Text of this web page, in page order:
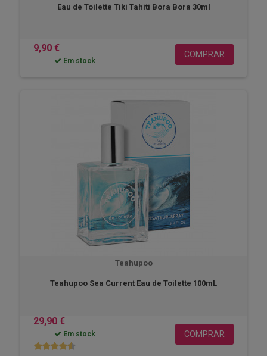
Eau de Toilette Tiki Tahiti Bora Bora 30ml
9,90 €
Em stock
COMPRAR
Teahupoo
Teahupoo Sea Current Eau de Toilette 100mL
29,90 €
Em stock COMPRAR